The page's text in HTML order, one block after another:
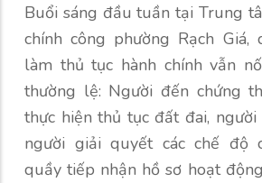
Buổi sáng đầu tuần tại Trung
chính công phường Rạch Giá,
làm thủ tục hành chính vẫn
thường lệ: Người đến chứng
thực hiện thủ tục đất đai,
người giải quyết các chế độ
quầy tiếp nhận hồ sơ hoạt